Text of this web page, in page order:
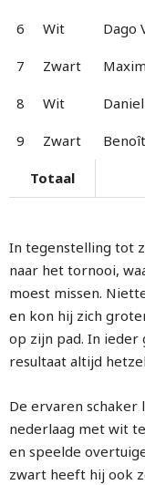
6 Wit Dago
7 Zwart
8 Wit
9 Zwart
Totaal
In tegenstelling tot
naar het tornooi,
moest missen.
en kon hij zich
op zijn pad. In ieder
resultaat altijd
De ervaren
nederlaag met wit
en speelde
zwart heeft hij ook